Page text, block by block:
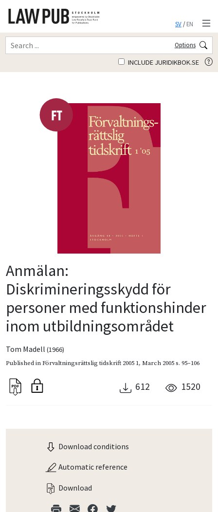
SV/EN
Options
INCLUDE JURIDIKBOK.SE
Anmälan:
Diskrimineringsskydd för
personer med funktionshinder
inom utbildningsområdet
Tom Madell (1966)
Published inFörvaltningsrättslig tidskrift 2005 1, March 2005s. 95–106
612 1520
Download conditions
Automatic reference
Download